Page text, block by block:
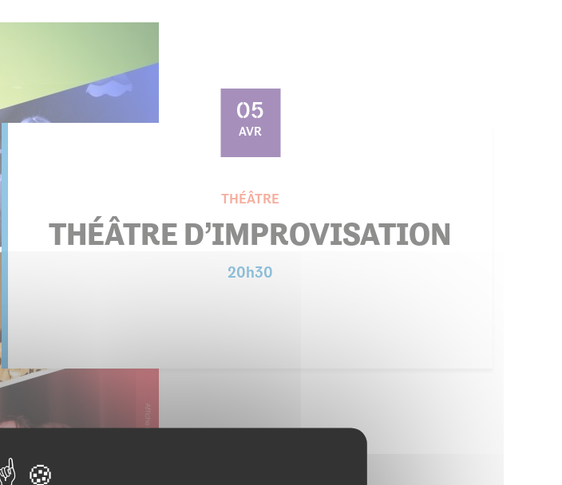
05
AVR
THÉÂTRE
THÉÂTRE D’IMPROVISATION
20h30